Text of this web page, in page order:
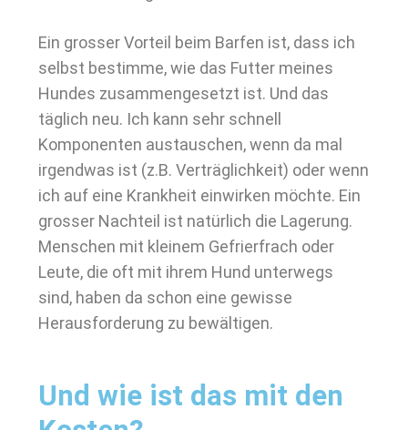
Ein grosser Vorteil beim Barfen ist, dass ich
selbst bestimme, wie das Futter meines
Hundes zusammengesetzt ist. Und das
täglich neu. Ich kann sehr schnell
Komponenten austauschen, wenn da mal
irgendwas ist (z.B. Verträglichkeit) oder wenn
ich auf eine Krankheit einwirken möchte. Ein
grosser Nachteil ist natürlich die Lagerung.
Menschen mit kleinem Gefrierfrach oder
Leute, die oft mit ihrem Hund unterwegs
sind, haben da schon eine gewisse
Herausforderung zu bewältigen.
Und wie ist das mit den